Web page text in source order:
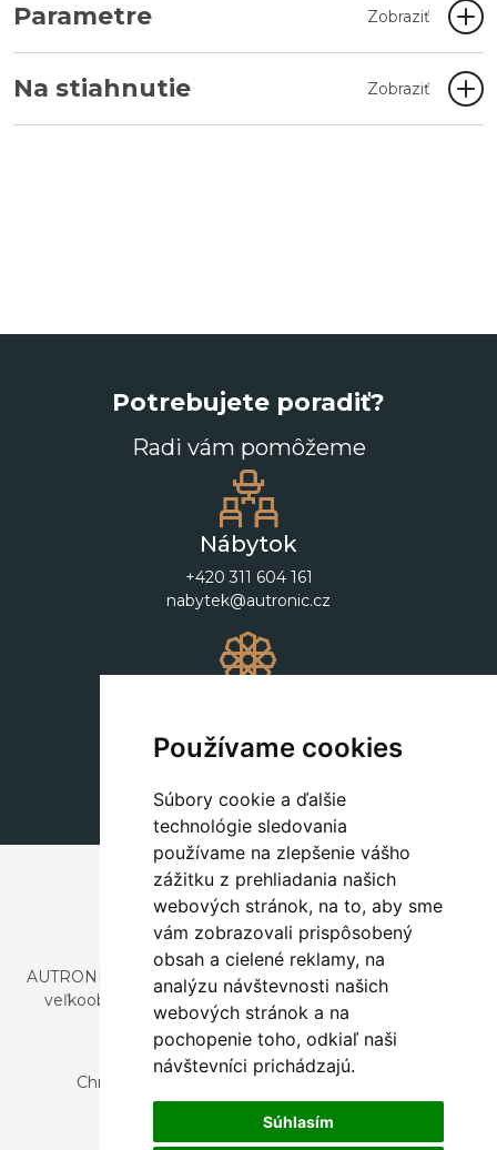
Používame cookies
Súbory cookie a ďalšie
technológie sledovania
používame na zlepšenie vášho
zážitku z prehliadania našich
webových stránok, na to, aby sme
vám zobrazovali prispôsobený
obsah a cielené reklamy, na
analýzu návštevnosti našich
webových stránok a na
pochopenie toho, odkiaľ naši
návštevníci prichádzajú.
Súhlasím
Parametre Zobraziť
Na stiahnutie Zobraziť
Potrebujete poradiť?
Radi vám pomôžeme
Nábytok
+420 311 604 161
nabytek@autronic.cz
+420 311 604 182
dekorace@autronic.cz
AUTRONIC, s.r.o. je spoločnosť zaoberajúca sa dovozom a
veľkoobchodným predajom dizajnového aj štýlového
nábytku a dekorácií.
Česká republika
Chrustenice 270, 267 12 Loděnice u Berouna
Slovensko
Nová 366, 032 02 Závažná Poruba